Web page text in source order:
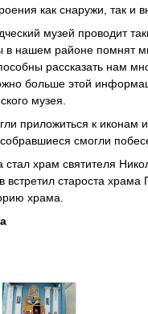
как снаружи, так и
музей проводит
нашем районе помнят
рассказать нам
больше этой
музея.
приложиться к иконам
смогли
храм святителя
встретил староста
храма.